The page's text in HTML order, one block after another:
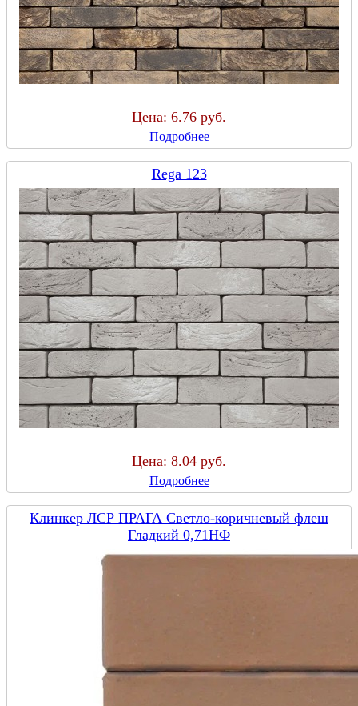
Цена: 6.76 руб.
Подробнее
Rega 123
Цена: 8.04 руб.
Подробнее
Клинкер ЛСР ПРАГА Светло-коричневый флеш
Гладкий 0,71НФ